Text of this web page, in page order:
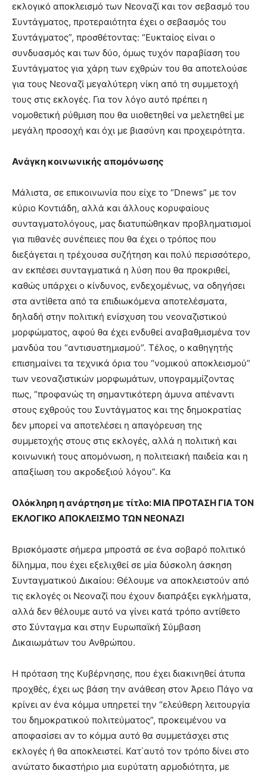
εκλογικό αποκλεισμό των Νεοναζί και τον σεβασμό του
Συντάγματος, προτεραιότητα έχει ο σεβασμός του
Συντάγματος”, προσθέτοντας: “Ευκταίος είναι ο
συνδυασμός και των δύο, όμως τυχόν παραβίαση του
Συντάγματος για χάρη των εχθρών του θα αποτελούσε
για τους Νεοναζί μεγαλύτερη νίκη από τη συμμετοχή
τους στις εκλογές. Για τον λόγο αυτό πρέπει η
νομοθετική ρύθμιση που θα υιοθετηθεί να μελετηθεί με
μεγάλη προσοχή και όχι με βιασύνη και προχειρότητα.
Ανάγκη κοινωνικής απομόνωσης
Μάλιστα, σε επικοινωνία που είχε το “Dnews” με τον
κύριο Κοντιάδη, αλλά και άλλους κορυφαίους
συνταγματολόγους, μας διατυπώθηκαν προβληματισμοί
για πιθανές συνέπειες που θα έχει ο τρόπος που
διεξάγεται η τρέχουσα συζήτηση και πολύ περισσότερο,
αν εκπέσει συνταγματικά η λύση που θα προκριθεί,
καθώς υπάρχει ο κίνδυνος, ενδεχομένως, να οδηγήσει
στα αντίθετα από τα επιδιωκόμενα αποτελέσματα,
δηλαδή στην πολιτική ενίσχυση του νεοναζιστικού
μορφώματος, αφού θα έχει ενδυθεί αναβαθμισμένα τον
μανδύα του “αντισυστημισμού”. Τέλος, ο καθηγητής
επισημαίνει τα τεχνικά όρια του “νομικού αποκλεισμού”
των νεοναζιστικών μορφωμάτων, υπογραμμίζοντας
πως, “προφανώς τη σημαντικότερη άμυνα απέναντι
στους εχθρούς του Συντάγματος και της δημοκρατίας
δεν μπορεί να αποτελέσει η απαγόρευση της
συμμετοχής στους στις εκλογές, αλλά η πολιτική και
κοινωνική τους απομόνωση, η πολιτειακή παιδεία και η
απαξίωση του ακροδεξιού λόγου”. Κα
Ολόκληρη η ανάρτηση με τίτλο: ΜΙΑ ΠΡΟΤΑΣΗ ΓΙΑ ΤΟΝ
ΕΚΛΟΓΙΚΟ ΑΠΟΚΛΕΙΣΜΟ ΤΩΝ ΝΕΟΝΑΖΙ
Βρισκόμαστε σήμερα μπροστά σε ένα σοβαρό πολιτικό
δίλημμα, που έχει εξελιχθεί σε μία δύσκολη άσκηση
Συνταγματικού Δικαίου: Θέλουμε να αποκλειστούν από
τις εκλογές οι Νεοναζί που έχουν διαπράξει εγκλήματα,
αλλά δεν θέλουμε αυτό να γίνει κατά τρόπο αντίθετο
στο Σύνταγμα και στην Ευρωπαϊκή Σύμβαση
Δικαιωμάτων του Ανθρώπου.
Η πρόταση της Κυβέρνησης, που έχει διακινηθεί άτυπα
προχθές, έχει ως βάση την ανάθεση στον Άρειο Πάγο να
κρίνει αν ένα κόμμα υπηρετεί την “ελεύθερη λειτουργία
του δημοκρατικού πολιτεύματος”, προκειμένου να
αποφασίσει αν το κόμμα αυτό θα συμμετάσχει στις
εκλογές ή θα αποκλειστεί. Κατ΄αυτό τον τρόπο δίνει στο
ανώτατο δικαστήριο μια ευρύτατη αρμοδιότητα, με